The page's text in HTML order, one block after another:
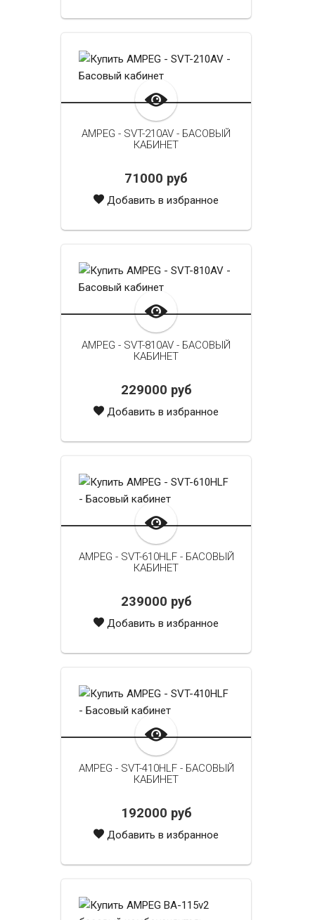
AMPEG - SVT-210AV - БАСОВЫЙ
КАБИНЕТ
71000 руб
Добавить в избранное
AMPEG - SVT-810AV - БАСОВЫЙ
КАБИНЕТ
229000 руб
Добавить в избранное
AMPEG - SVT-610HLF - БАСОВЫЙ
КАБИНЕТ
239000 руб
Добавить в избранное
AMPEG - SVT-410HLF - БАСОВЫЙ
КАБИНЕТ
192000 руб
Добавить в избранное